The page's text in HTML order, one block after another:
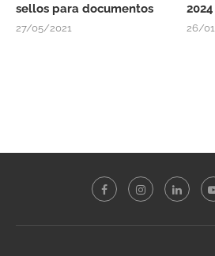
sellos para documentos
27/05/2021
2024
26/